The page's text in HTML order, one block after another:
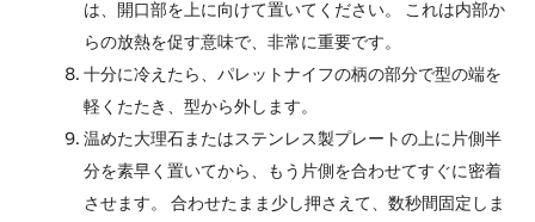
は、開口部を上に向けて置いてください。 これは内部か
らの放熱を促す意味で、非常に重要です。
十分に冷えたら、パレットナイフの柄の部分で型の端を
軽くたたき、型から外します。
温めた大理石またはステンレス製プレートの上に片側半
分を素早く置いてから、もう片側を合わせてすぐに密着
させます。 合わせたまま少し押さえて、数秒間固定しま